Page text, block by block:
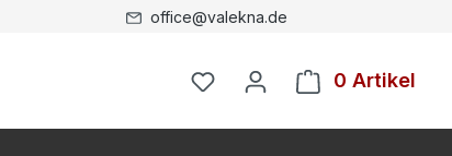
office@valekna.de
0 Artikel